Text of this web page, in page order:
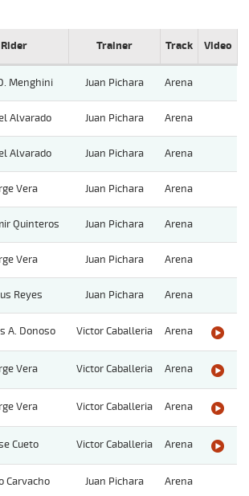
Rider Trainer Track Video
Menghini Juan Pichara Arena
Alvarado Juan Pichara Arena
Alvarado Juan Pichara Arena
Vera Juan Pichara Arena
Quinteros Juan Pichara Arena
Vera Juan Pichara Arena
Reyes Juan Pichara Arena
A. Donoso Victor Caballeria Arena
Vera Victor Caballeria Arena
Vera Victor Caballeria Arena
Cueto Victor Caballeria Arena
Carvacho Juan Pichara Arena